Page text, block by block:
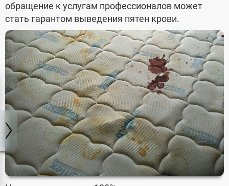
обращение к услугам профессионалов может
стать гарантом выведения пятен крови.